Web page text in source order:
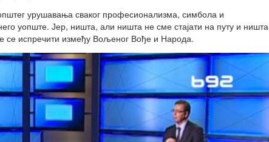
урушавања сваког професионализма, симбола и
уопште. Јер, ништа, али ништа не сме стајати на путу и ништа
се испречити између Вољеног Вође и Народа.